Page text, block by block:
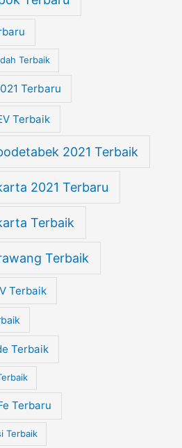
Terbaik
Terbaru
Terbaik
2021 Terbaik
2021 Terbaru
Terbaik
Terbaik
Terbaik
Terbaik
Terbaru
Terbaik